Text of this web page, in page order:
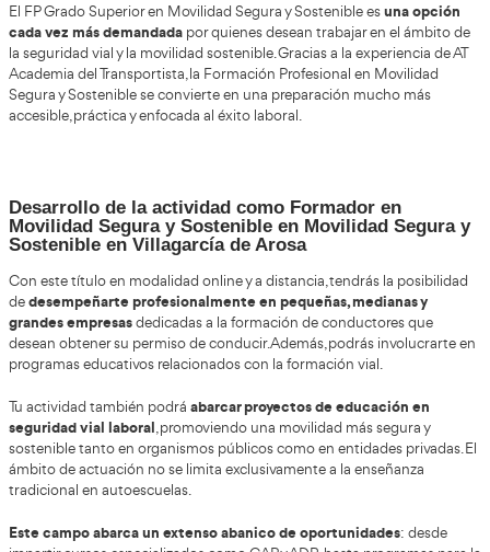
Movilidad Segura y Sostenible
Las convocatorias para estudiar este ciclo formativosuelen
meses de primavera y verano, aunque esto puede variar
autónoma y el centro educativo. En modalidad online,
La demanda del Grado Superior de Movilidad Segura y
Distancia para la Formación Profesional ha aumentado
años debido al interés creciente por las profesiones
sostenibilidad y seguridad vial.
El proceso de matrícula normalmente requiere presentar la
académica correspondientey realizar la reserva de plaza.
privados también ofrecen asesoramiento personalizado para
trámites administrativos.
En España muchos centros permiten realizar prácticamente
de inscripción de manera online, incluyendo envío de
entrevistas y acceso inicial a la plataforma de aprendizaje.